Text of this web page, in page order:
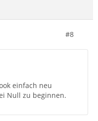
#8
einfach neu
Null zu beginnen.